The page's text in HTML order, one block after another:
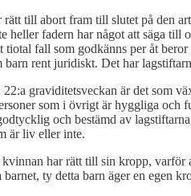
rätt till abort fram till slutet på den
heller fadern har något att säga
fall som godkänns per åt
rent juridiskt. Det har
graviditetsveckan är det som
som i övrigt är hyggliga och
och bestämd av
är liv eller inte.
har rätt till sin kropp,
ty detta barn äger en